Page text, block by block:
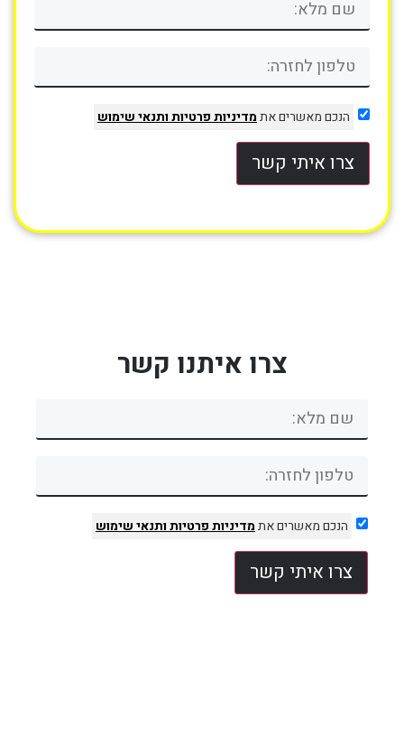
הנכם מאשרים אתמדיניות פרטיותותנאי שימוש
צרו איתי קשר
צרו איתנו קשר
הנכם מאשרים אתמדיניות פרטיותותנאי שימוש
צרו איתי קשר